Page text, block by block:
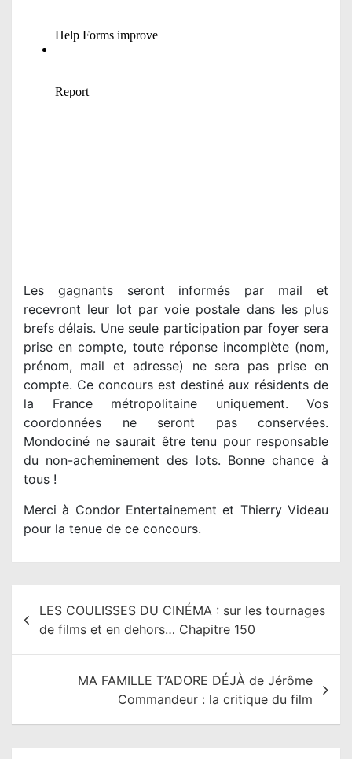
Les gagnants seront informés par mail et
recevront leur lot par voie postale dans les plus
brefs délais. Une seule participation par foyer sera
prise en compte, toute réponse incomplète (nom,
prénom, mail et adresse) ne sera pas prise en
compte. Ce concours est destiné aux résidents de
la France métropolitaine uniquement. Vos
coordonnées ne seront pas conservées.
Mondociné ne saurait être tenu pour responsable
du non-acheminement des lots. Bonne chance à
tous !
Merci à Condor Entertainement et Thierry Videau
pour la tenue de ce concours.
LES COULISSES DU CINÉMA : sur les tournages
de films et en dehors… Chapitre 150
MA FAMILLE T’ADORE DÉJÀ de Jérôme
Commandeur : la critique du film